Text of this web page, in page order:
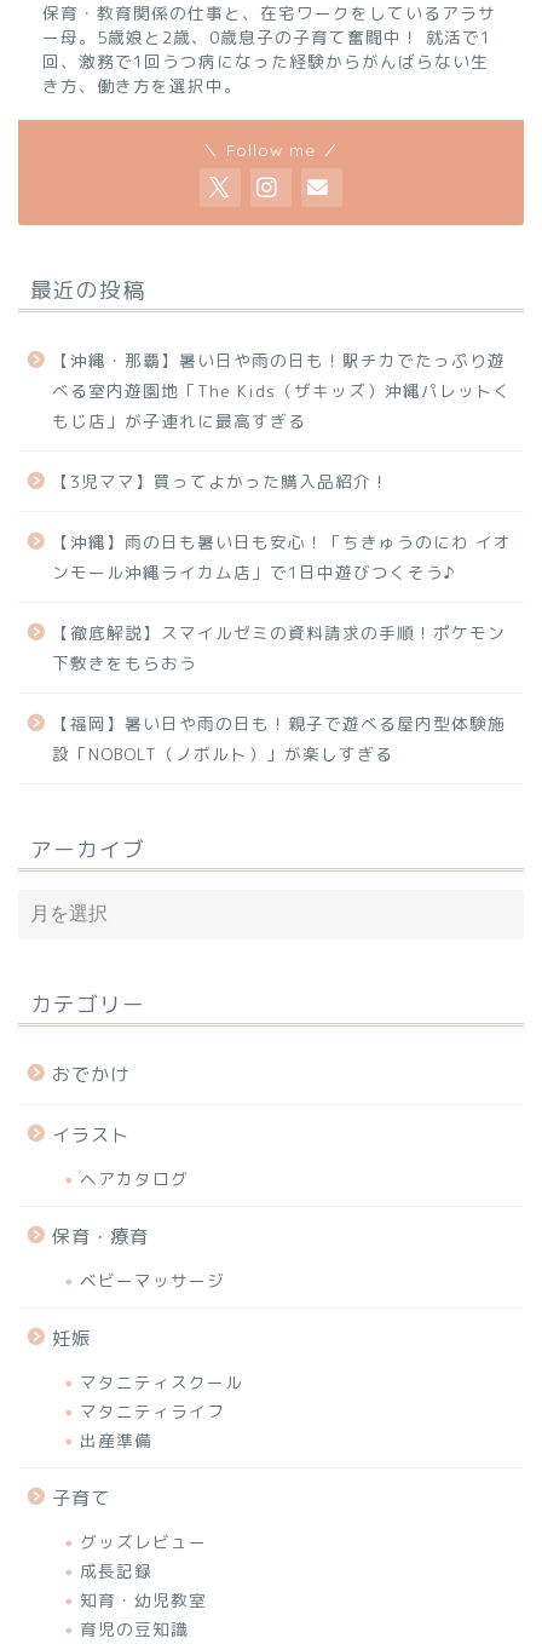
保育・教育関係の仕事と、在宅ワークをしているアラサ
ー母。5歳娘と2歳、0歳息子の子育て奮闘中！ 就活で1
回、激務で1回うつ病になった経験からがんばらない生
き方、働き方を選択中。
＼ Follow me ／
最近の投稿
【沖縄・那覇】暑い日や雨の日も！駅チカでたっぷり遊
べる室内遊園地「The Kids（ザキッズ）沖縄パレットく
もじ店」が子連れに最高すぎる
【3児ママ】買ってよかった購入品紹介！
【沖縄】雨の日も暑い日も安心！「ちきゅうのにわ イオ
ンモール沖縄ライカム店」で1日中遊びつくそう♪
【徹底解説】スマイルゼミの資料請求の手順！ポケモン
下敷きをもらおう
【福岡】暑い日や雨の日も！親子で遊べる屋内型体験施
設「NOBOLT（ノボルト）」が楽しすぎる
アーカイブ
カテゴリー
おでかけ
イラスト
ヘアカタログ
保育・療育
ベビーマッサージ
妊娠
マタニティスクール
マタニティライフ
出産準備
子育て
グッズレビュー
成長記録
知育・幼児教室
育児の豆知識